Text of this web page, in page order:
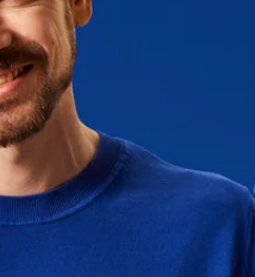
Chipolo CARD
un rappel par
nous votre CARD Spot